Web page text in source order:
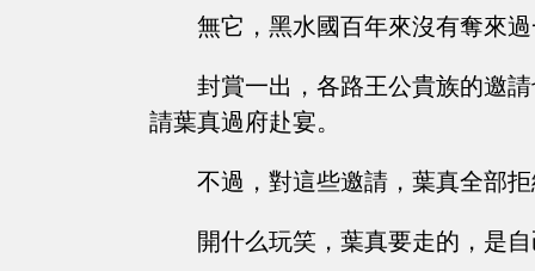
無它，黑水國百年來沒有奪來
封賞一出，各路王公貴族的邀
請葉真過府赴宴。
不過，對這些邀請，葉真全部
開什么玩笑，葉真要走的，是